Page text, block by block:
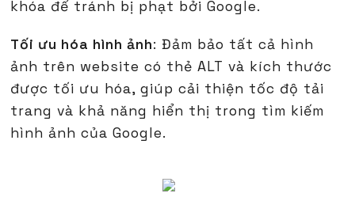
khóa để tránh bị phạt bởi Google.
Tối ưu hóa hình ảnh: Đảm bảo tất cả hình
ảnh trên website có thẻ ALT và kích thước
được tối ưu hóa, giúp cải thiện tốc độ tải
trang và khả năng hiển thị trong tìm kiếm
hình ảnh của Google.